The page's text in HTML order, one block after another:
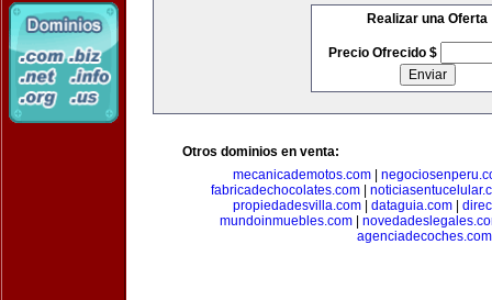
Realizar una Oferta
Precio Ofrecido $
Otros dominios en venta:
mecanicademotos.com|
fabricadechocolates.com|
propiedadesvilla.com| dataguia.com|
mundoinmuebles.com
agenciadecoches.com